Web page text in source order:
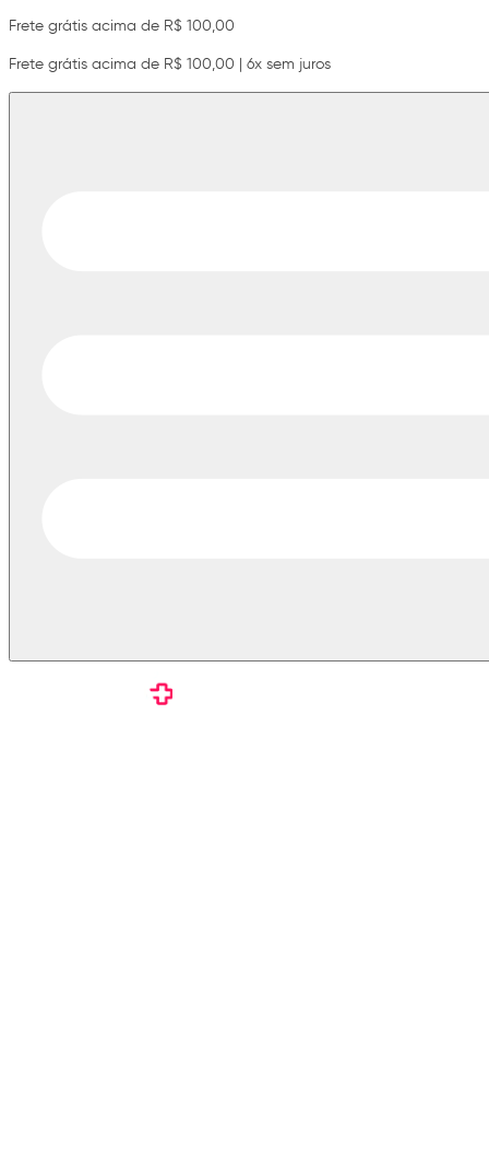
Frete grátis acima de R$ 100,00
Frete grátis acima de R$ 100,00 | 6x sem juros